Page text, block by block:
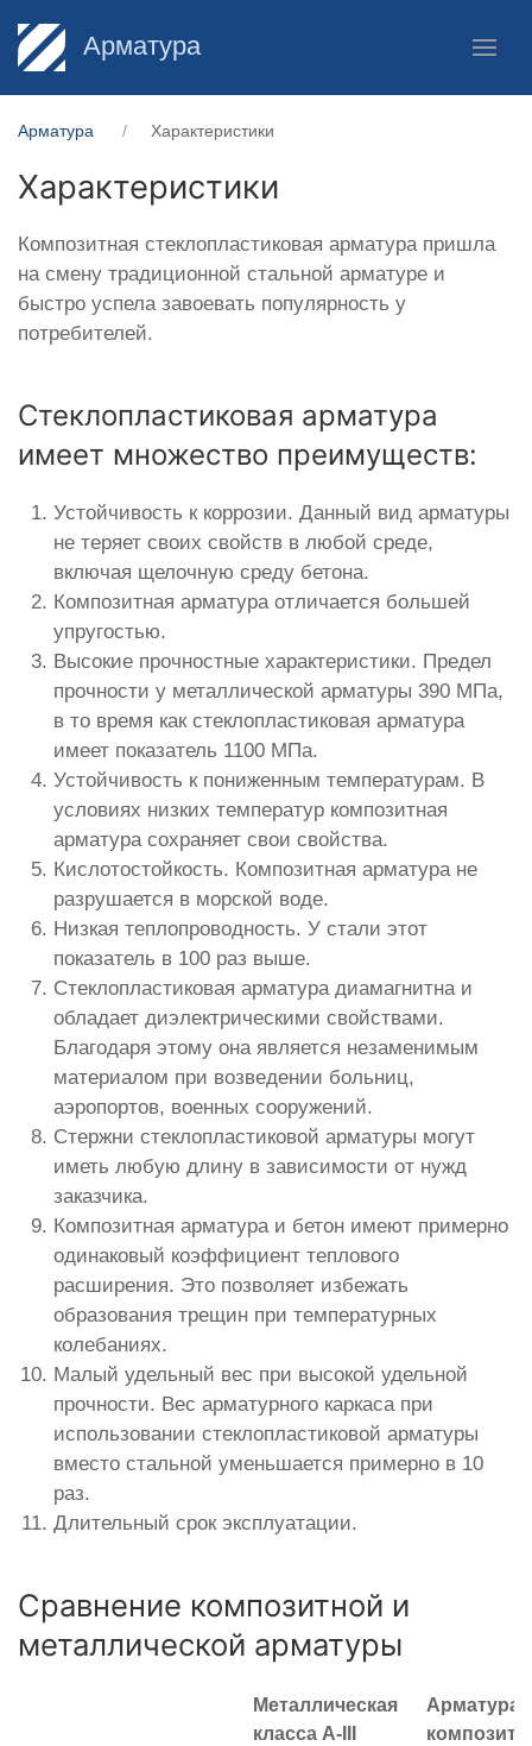
Арматура
Арматура Характеристики
Характеристики
Композитная стеклопластиковая арматура пришла
на смену традиционной стальной арматуре и
быстро успела завоевать популярность у
потребителей.
Стеклопластиковая арматура
имеет множество преимуществ:
Устойчивость к коррозии. Данный вид арматуры
не теряет своих свойств в любой среде,
включая щелочную среду бетона.
Композитная арматура отличается большей
упругостью.
Высокие прочностные характеристики. Предел
прочности у металлической арматуры 390 МПа,
в то время как стеклопластиковая арматура
имеет показатель 1100 МПа.
Устойчивость к пониженным температурам. В
условиях низких температур композитная
арматура сохраняет свои свойства.
Кислотостойкость. Композитная арматура не
разрушается в морской воде.
Низкая теплопроводность. У стали этот
показатель в 100 раз выше.
Стеклопластиковая арматура диамагнитна и
обладает диэлектрическими свойствами.
Благодаря этому она является незаменимым
материалом при возведении больниц,
аэропортов, военных сооружений.
Стержни стеклопластиковой арматуры могут
иметь любую длину в зависимости от нужд
заказчика.
Композитная арматура и бетон имеют примерно
одинаковый коэффициент теплового
расширения. Это позволяет избежать
образования трещин при температурных
колебаниях.
Малый удельный вес при высокой удельной
прочности. Вес арматурного каркаса при
использовании стеклопластиковой арматуры
вместо стальной уменьшается примерно в 10
раз.
Длительный срок эксплуатации.
Сравнение композитной и
металлической арматуры
Металлическая
класса A-III
Арматура